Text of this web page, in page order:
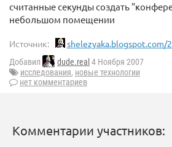
считанные секунды создать
небольшом помещении
Источник: shelezyaka.blogspot.com/
Добавил dude.real 4 Ноября 2007
исследования, новые технологии
нет комментариев
Комментарии участников: